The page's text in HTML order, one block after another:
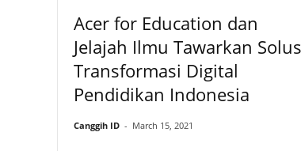
Acer for Education dan
Jelajah Ilmu Tawarkan
Transformasi Digital
Pendidikan Indonesia
Canggih ID - March 15, 2021